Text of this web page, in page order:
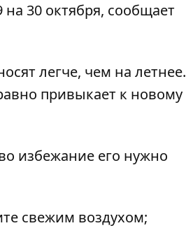
на 30 октября, сообщает
легче, чем на летнее.
привыкает к новому
избежание его нужно
свежим воздухом;